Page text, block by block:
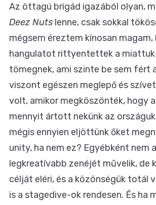
Az öttagú brigád igazából olyan,
Deez Nuts lenne, csak sokkal
mégsem éreztem kínosan
hangulatot rittyentettek a
tömegnek, ami szinte be sem fért
viszont egészen meglepő és
volt, amikor megköszönték, hogy
mennyit ártott nekünk az
mégis ennyien eljöttünk őket
unity, ha nem ez? Egyébként nem
legkreatívabb zenéjét művelik, de
célját eléri, és a közönségük totál
is a stagedive-ok rendesen. És ha